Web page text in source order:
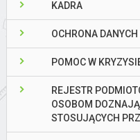
KADRA
OCHRONA
POMOC W
REJESTR
OSOBOM
STOSUJĄCYCH